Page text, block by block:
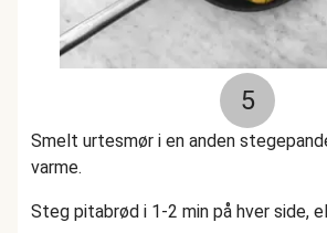
5
Smelt urtesmør i en anden
varme.
Steg pitabrød i 1-2 min på hver side,